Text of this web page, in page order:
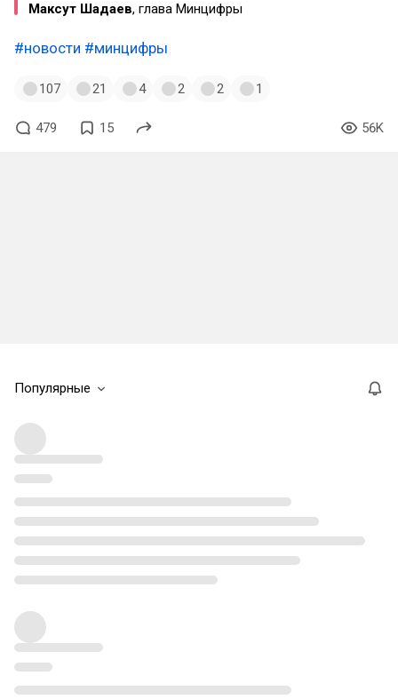
Максут Шадаев, глава Минцифры
#новости #минцифры
107 21 4 2 2 1
479 15 56K
Популярные